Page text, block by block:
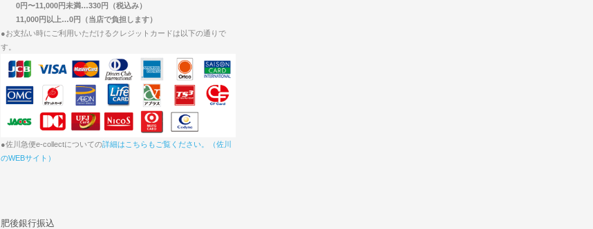
0円〜11,000円未満…330円（税込み）
11,000円以上…0円（当店で負担します）
●お支払い時にご利用いただけるクレジットカードは以下の通りで
す。
●佐川急便e-collectについての詳細はこちらもご覧ください。（佐川
のWEBサイト）
肥後銀行振込